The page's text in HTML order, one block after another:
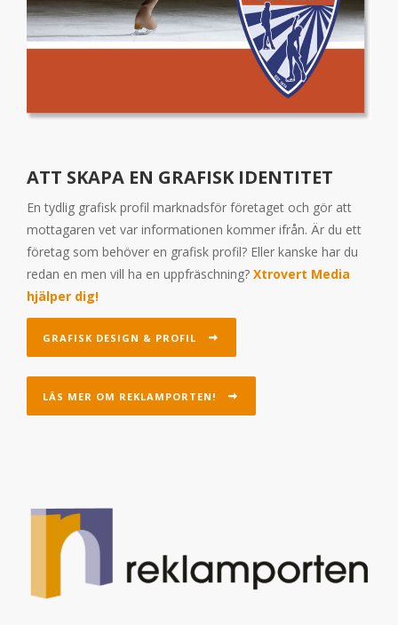
ATT SKAPA EN GRAFISK IDENTITET
En tydlig grafisk profil marknadsför företaget och gör att
mottagaren vet var informationen kommer ifrån. Är du ett
företag som behöver en grafisk profil? Eller kanske har du
redan en men vill ha en uppfräschning? Xtrovert Media
hjälper dig!
GRAFISK DESIGN & PROFIL
LÄS MER OM REKLAMPORTEN!